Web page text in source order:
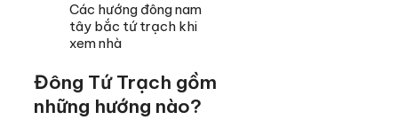
Các hướng đông nam
tây bắc tứ trạch khi
xem nhà
Đông Tứ Trạch gồm
những hướng nào?